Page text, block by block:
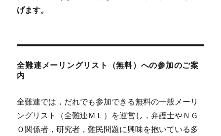
げます。
全難連メーリングリスト（無料）への参加のご案
内
全難連では，だれでも参加できる無料の一般メーリ
ングリスト（全難連ＭＬ）を運営し，弁護士やＮＧ
Ｏ関係者，研究者，難民問題に興味を抱いている多